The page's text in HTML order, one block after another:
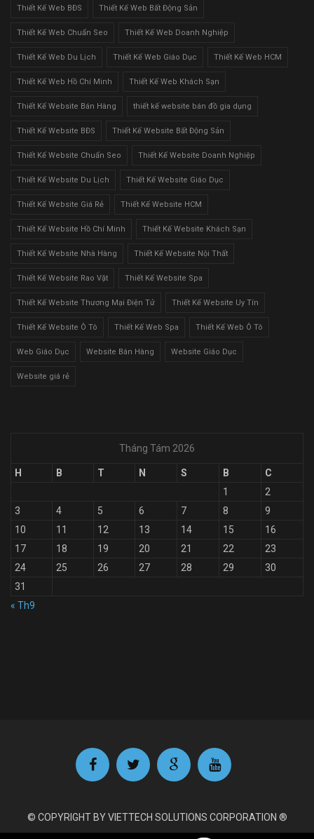
Thiết Kế Web BĐS Thiết Kế Web Bất Động Sản
Thiết Kế Web Chuẩn Seo Thiết Kế Web Doanh Nghiệp
Thiết Kế Web Du Lịch Thiết Kế Web Giáo Dục Thiết Kế Web HCM
Thiết Kế Web Hồ Chí Minh Thiết Kế Web Khách Sạn
Thiết Kế Website Bán Hàng thiết kế website bán đồ gia dụng
Thiết Kế Website BĐS Thiết Kế Website Bất Động Sản
Thiết Kế Website Chuẩn Seo Thiết Kế Website Doanh Nghiệp
Thiết Kế Website Du Lịch Thiết Kế Website Giáo Dục
Thiết Kế Website Giá Rẻ Thiết Kế Website HCM
Thiết Kế Website Hồ Chí Minh Thiết Kế Website Khách Sạn
Thiết Kế Website Nhà Hàng Thiết Kế Website Nội Thất
Thiết Kế Website Rao Vặt Thiết Kế Website Spa
Thiết Kế Website Thương Mại Điện Tử Thiết Kế Website Uy Tín
Thiết Kế Website Ô Tô Thiết Kế Web Spa Thiết Kế Web Ô Tô
Web Giáo Dục Website Bán Hàng Website Giáo Dục
Website giá rẻ
Tháng Tám 2026
H B T N S B
C
1
2
3
4 5 6 7 8
9
10
11 12 13 14 15
16
17
18 19 20 21 22
23
24
25 26 27 28 29
30
31
« Th9
© COPYRIGHT BY VIETTECH SOLUTIONS CORPORATION ®